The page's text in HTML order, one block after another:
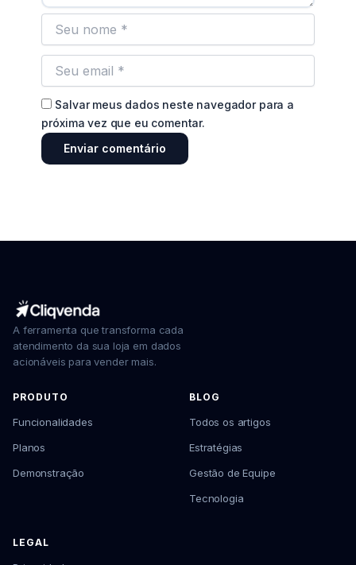
Salvar meus dados neste navegador para a
próxima vez que eu comentar.
A ferramenta que transforma cada
atendimento da sua loja em dados
acionáveis para vender mais.
PRODUTO
Funcionalidades
Planos
Demonstração
BLOG
Todos os artigos
Estratégias
Gestão de Equipe
Tecnologia
LEGAL